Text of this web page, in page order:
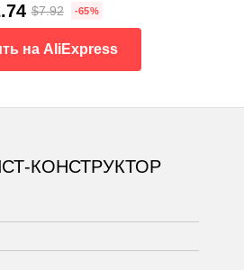
$7.92 -65%
на AliExpress
КОНСТРУКТОР